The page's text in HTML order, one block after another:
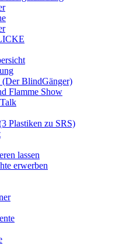
(Der BlindGänger)
Flamme Show
Plastiken zu SRS)
lassen
erwerben